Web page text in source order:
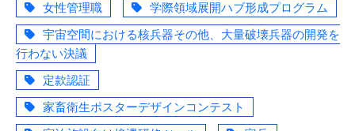
女性管理職
学際領域展開ハブ形成プログラム
宇宙空間における核兵器その他、大量破壊兵器の開発を
行わない決議
定款認証
家畜衛生ポスターデザインコンテスト